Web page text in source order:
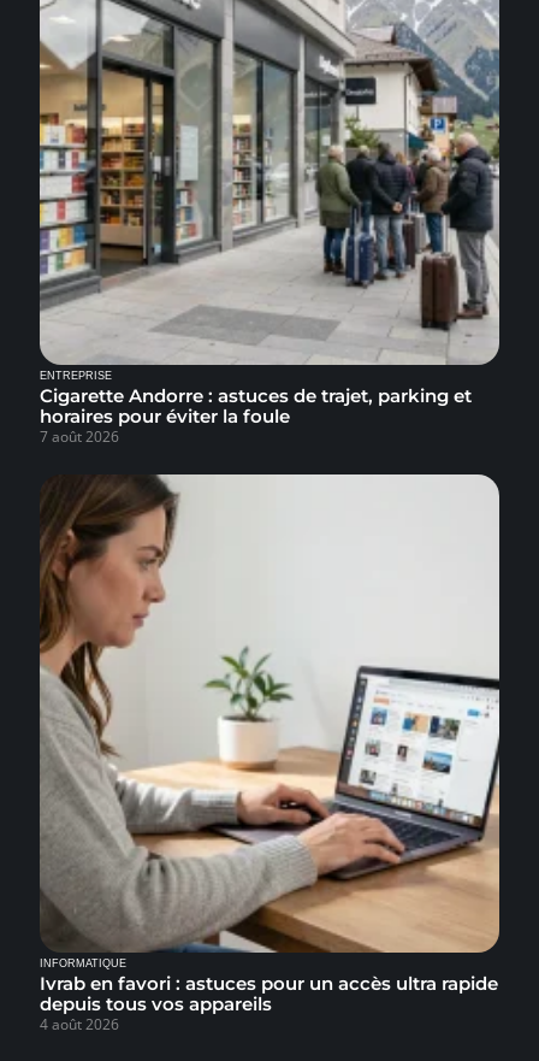
ENTREPRISE
Cigarette Andorre : astuces de trajet, parking et
horaires pour éviter la foule
7 août 2026
INFORMATIQUE
Ivrab en favori : astuces pour un accès ultra rapide
depuis tous vos appareils
4 août 2026